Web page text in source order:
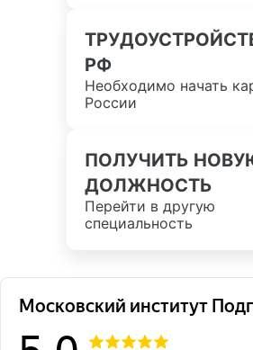
РФ
Необходимо начать
России
ПОЛУЧИТЬ
ДОЛЖНОСТЬ
Перейти в другую
специальность